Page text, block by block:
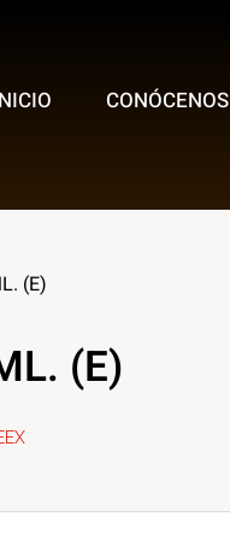
CONÓCENOS
(E)
(E)